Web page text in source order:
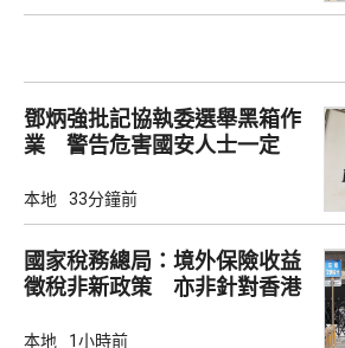
鄧炳強批記協執委選舉黑箱作
業 警告危害國安人士一定
本地 33分鐘前
國家稅務總局：境外保險收益
徵稅非新政策 亦非針對香港
本地 1小時前